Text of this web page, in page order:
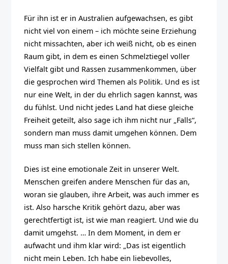
Für ihn ist er in Australien aufgewachsen, es gibt
nicht viel von einem – ich möchte seine Erziehung
nicht missachten, aber ich weiß nicht, ob es einen
Raum gibt, in dem es einen Schmelztiegel voller
Vielfalt gibt und Rassen zusammenkommen, über
die gesprochen wird Themen als Politik. Und es ist
nur eine Welt, in der du ehrlich sagen kannst, was
du fühlst. Und nicht jedes Land hat diese gleiche
Freiheit geteilt, also sage ich ihm nicht nur „Falls“,
sondern man muss damit umgehen können. Dem
muss man sich stellen können.
Dies ist eine emotionale Zeit in unserer Welt.
Menschen greifen andere Menschen für das an,
woran sie glauben, ihre Arbeit, was auch immer es
ist. Also harsche Kritik gehört dazu, aber was
gerechtfertigt ist, ist wie man reagiert. Und wie du
damit umgehst. … In dem Moment, in dem er
aufwacht und ihm klar wird: „Das ist eigentlich
nicht mein Leben. Ich habe ein liebevolles,